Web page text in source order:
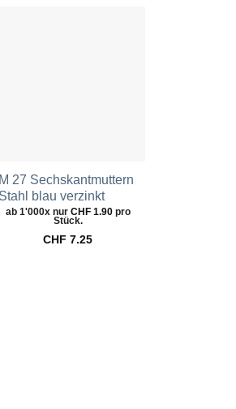
M 27 Sechskantmuttern
Stahl blau verzinkt
ab 1'000x nur CHF1.90pro
Stück.
CHF 7.25